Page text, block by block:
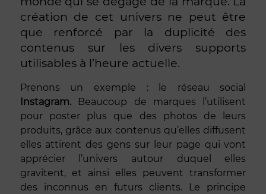
création de cet univers ne peut être
que renforcé par la duplicité des
contenus sur les divers supports
utilisables à l’heure actuelle.
Prenons un exemple : le réseau social
Instagram.Beaucoup de marques l’utilisent
pour poster plus que des photos de leurs
produits, grâce aux contenus qu’elles diffusent
elles attirent des gens sur leur page qui vont
apprécier l’univers autour duquel elles
gravitent, et ainsi elles peuvent transformer
des inconnus en futurs clients. Le principe